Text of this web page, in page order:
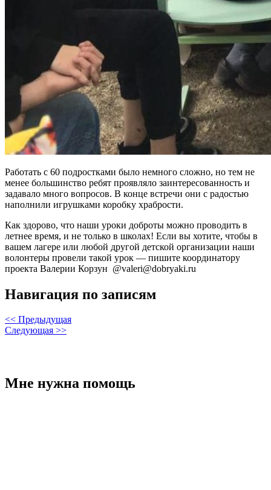
Работать с 60 подростками было немного сложно, но тем не
менее большинство ребят проявляло заинтересованность и
задавало много вопросов. В конце встречи они с радостью
наполнили игрушками коробку храбрости.
Как здорово, что наши уроки доброты можно проводить в
летнее время, и не только в школах! Если вы хотите, чтобы в
вашем лагере или любой другой детской организации наши
волонтеры провели такой урок — пишите координатору
проекта Валерии Корзун @valeri@dobryaki.ru
Навигация по записям
<< Предыдущая
Следующая >>
Мне нужна помощь